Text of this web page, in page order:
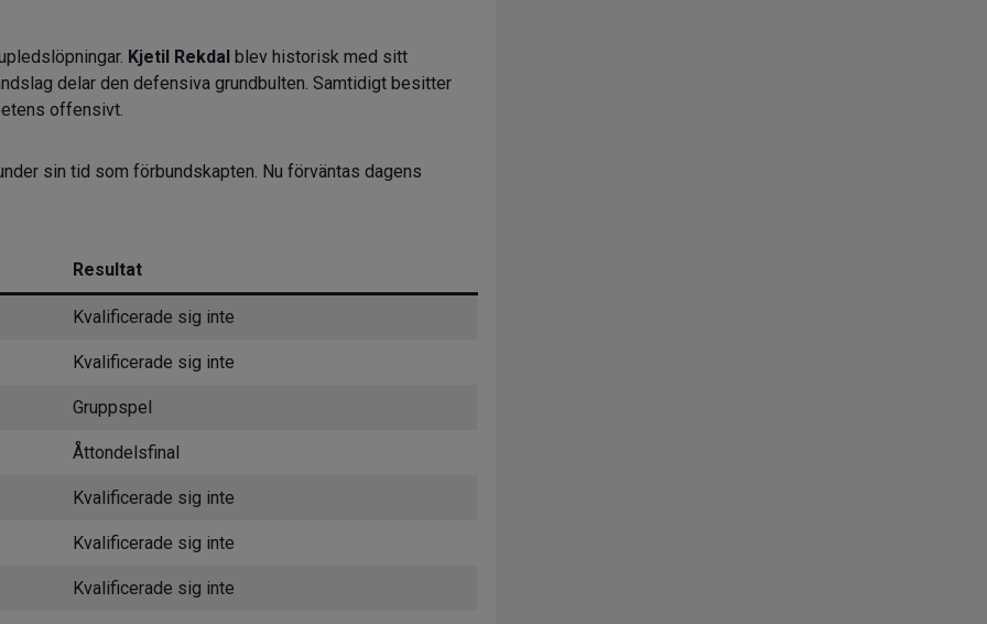
Kjetil Rekdal blev historisk med sitt
delar den defensiva grundbulten. Samtidigt besitter
offensivt.
sin tid som förbundskapten. Nu förväntas dagens
Resultat
Kvalificerade sig inte
Kvalificerade sig inte
Gruppspel
Åttondelsfinal
Kvalificerade sig inte
Kvalificerade sig inte
Kvalificerade sig inte